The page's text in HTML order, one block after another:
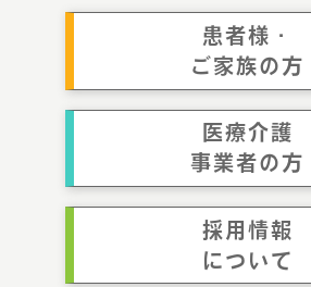
患者様・
ご家族の方
医療介護
事業者の方
採用情報
について